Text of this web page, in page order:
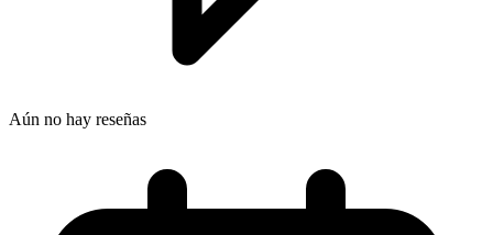
Aún no hay reseñas